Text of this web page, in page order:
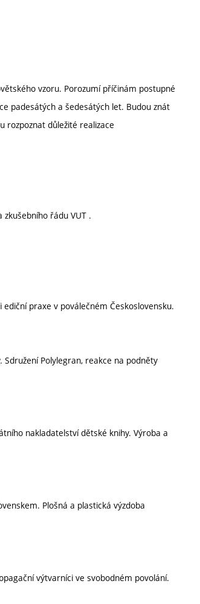
vzoru. Porozumí příčinám postupné
padesátých a šedesátých let. Budou znát
rozpoznat důležité realizace
řádu VUT .
praxe v poválečném Československu.
Polylegran, reakce na podněty
nakladatelství dětské knihy. Výroba a
Plošná a plastická výzdoba
výtvarníci ve svobodném povolání.